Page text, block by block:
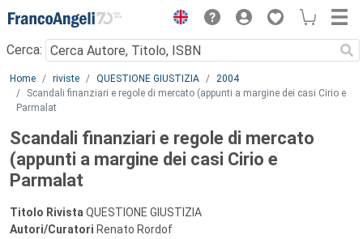
Menu
Cerca:
Main content
Home riviste QUESTIONE GIUSTIZIA
2004
Scandali finanziari e regole di mercato (appunti a margine dei casi Cirio e
Parmalat
Scandali finanziari e regole di mercato
(appunti a margine dei casi Cirio e
Parmalat
Titolo Rivista QUESTIONE GIUSTIZIA
Autori/Curatori Renato Rordof